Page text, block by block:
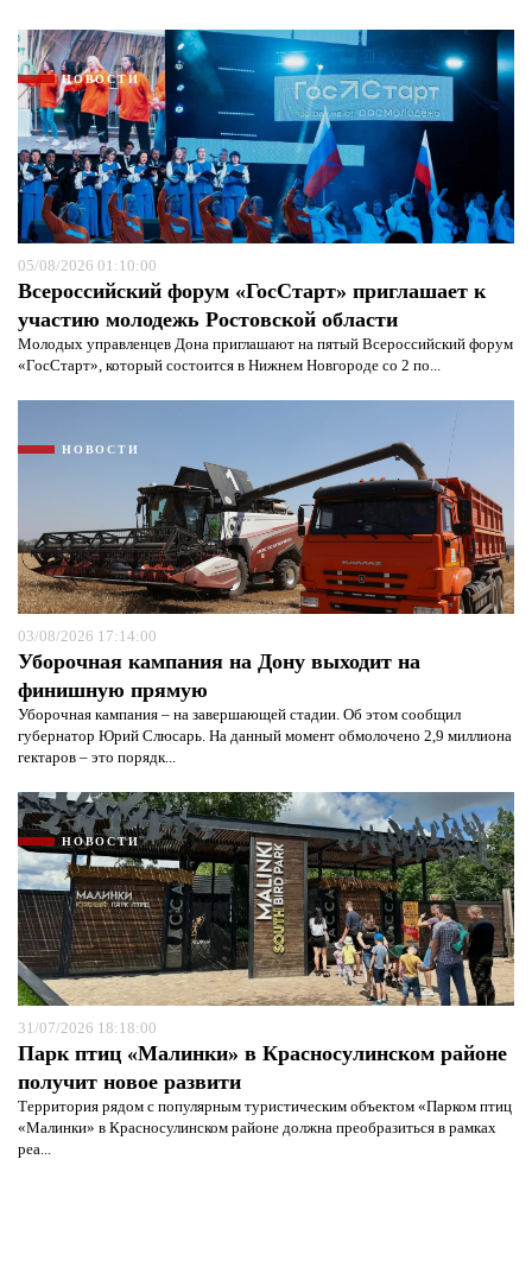
НОВОСТИ
05/08/2026 01:10:00
Всероссийский форум «ГосСтарт» приглашает к
участию молодежь Ростовской области
Молодых управленцев Дона приглашают на пятый Всероссийский форум
«ГосСтарт», который состоится в Нижнем Новгороде со 2 по...
НОВОСТИ
03/08/2026 17:14:00
Уборочная кампания на Дону выходит на
финишную прямую
Уборочная кампания – на завершающей стадии. Об этом сообщил
губернатор Юрий Слюсарь. На данный момент обмолочено 2,9 миллиона
гектаров – это порядк...
НОВОСТИ
31/07/2026 18:18:00
Парк птиц «Малинки» в Красносулинском районе
получит новое развити
Территория рядом с популярным туристическим объектом «Парком птиц
«Малинки» в Красносулинском районе должна преобразиться в рамках
реа...
Я согласен с политикой конфиденциальности и
защиты информации*
Я согласен сполитикой конфиденциальности и